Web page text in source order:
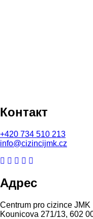
Контакт
+420 734 510 213
info@cizincijmk.cz
Адрес
Centrum pro cizince JMK
Kounicova 271/13, 602